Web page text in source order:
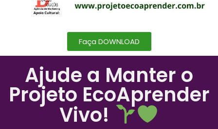
Faça DOWNLOAD
Ajude a Manter o
Projeto EcoAprender
Vivo!